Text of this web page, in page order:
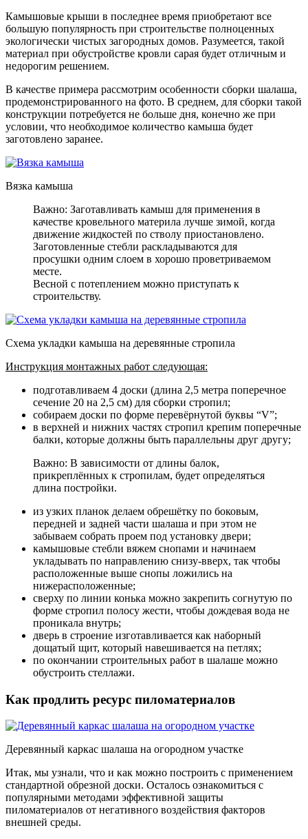
Камышовые крыши в последнее время приобретают все
большую популярность при строительстве полноценных
экологически чистых загородных домов. Разумеется, такой
материал при обустройстве кровли сарая будет отличным и
недорогим решением.
В качестве примера рассмотрим особенности сборки шалаша,
продемонстрированного на фото. В среднем, для сборки такой
конструкции потребуется не больше дня, конечно же при
условии, что необходимое количество камыша будет
заготовлено заранее.
Вязка камыша
Важно: Заготавливать камыш для применения в
качестве кровельного материла лучше зимой, когда
движение жидкостей по стволу приостановлено.
Заготовленные стебли раскладываются для
просушки одним слоем в хорошо проветриваемом
месте.
Весной с потеплением можно приступать к
строительству.
Схема укладки камыша на деревянные стропила
Инструкция монтажных работ следующая:
подготавливаем 4 доски (длина 2,5 метра поперечное
сечение 20 на 2,5 см) для сборки стропил;
собираем доски по форме перевёрнутой буквы “V”;
в верхней и нижних частях стропил крепим поперечные
балки, которые должны быть параллельны друг другу;
Важно: В зависимости от длины балок,
прикреплённых к стропилам, будет определяться
длина постройки.
из узких планок делаем обрешётку по боковым,
передней и задней части шалаша и при этом не
забываем собрать проем под установку двери;
камышовые стебли вяжем снопами и начинаем
укладывать по направлению снизу-вверх, так чтобы
расположенные выше снопы ложились на
нижерасположенные;
сверху по линии конька можно закрепить согнутую по
форме стропил полосу жести, чтобы дождевая вода не
проникала внутрь;
дверь в строение изготавливается как наборный
дощатый щит, который навешивается на петлях;
по окончании строительных работ в шалаше можно
обустроить стеллажи.
Как продлить ресурс пиломатериалов
Деревянный каркас шалаша на огородном участке
Итак, мы узнали, что и как можно построить с применением
стандартной обрезной доски. Осталось ознакомиться с
популярными методами эффективной защиты
пиломатериалов от негативного воздействия факторов
внешней среды.